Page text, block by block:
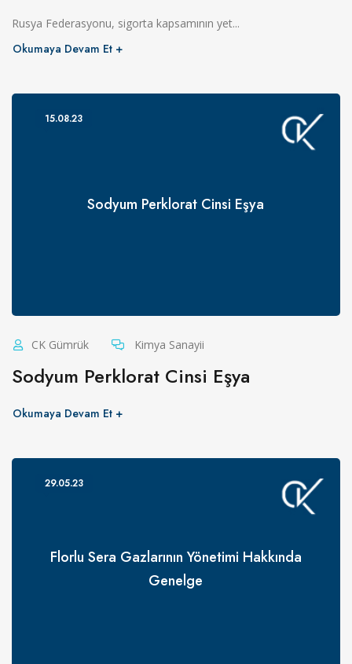
Rusya Federasyonu, sigorta kapsamının yet...
Okumaya Devam Et
Sodyum Perklorat Cinsi Eşya
15.08.23
CK Gümrük Kimya Sanayii
Sodyum Perklorat Cinsi Eşya
Okumaya Devam Et
Florlu Sera Gazlarının Yönetimi Hakkında
Genelge
29.05.23